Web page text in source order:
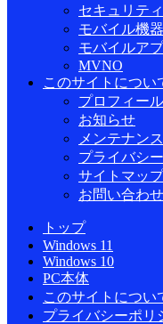
セキュリティ
モバイル機器
モバイルア
MVNO
このサイトについ
プロフィール
お知らせ
メンテナン
プライバシ
サイトマップ
お問い合わせ
トップ
Windows 11
Windows 10
PC本体
このサイトについ
プライバシーポリ